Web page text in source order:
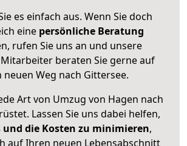
es einfach aus. Wenn Sie doch
eine persönliche Beratung
rufen Sie uns an und unsere
beraten Sie gerne auf
neuen Weg nach Gittersee.
Art von Umzug von Hagen nach
Lassen Sie uns dabei helfen,
und die Kosten zu minimieren,
auf Ihren neuen Lebensabschnitt